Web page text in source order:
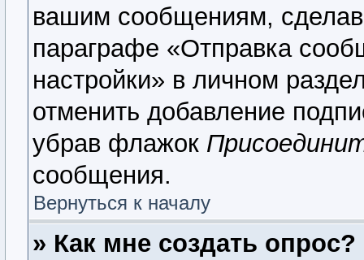
вашим сообщениям,
параграфе «Отправка
настройки» в личном
отменить добавление
убрав флажок
сообщения.
Вернуться к началу
» Как мне создать опрос?